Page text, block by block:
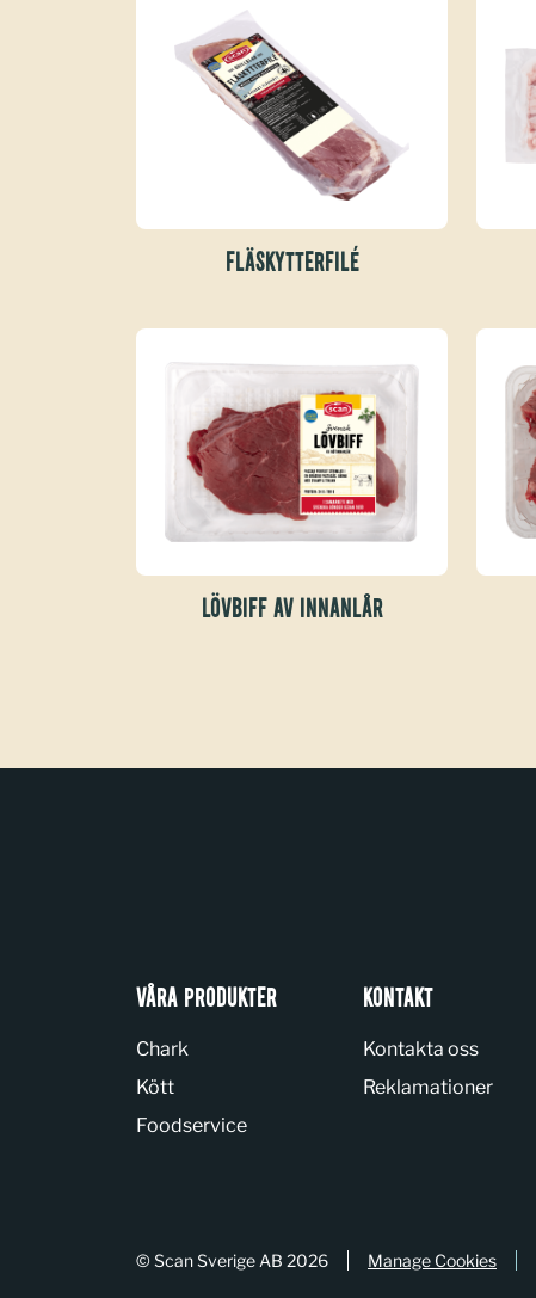
FLÄSKYTTERFILÉ
LÖVBIFF AV INNANLÅR
VÅRA PRODUKTER
Chark
Kött
Foodservice
KONTAKT
Kontakta oss
Reklamationer
© Scan Sverige AB 2026 Manage Cookies